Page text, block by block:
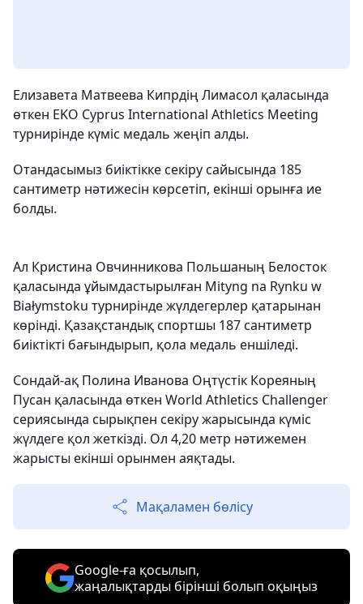
Елизавета Матвеева Кипрдің Лимасол қаласында
өткен EKO Cyprus International Athletics Meeting
турнирінде күміс медаль жеңіп алды.
Отандасымыз биіктікке секіру сайысында 185
сантиметр нәтижесін көрсетіп, екінші орынға ие
болды.
Ал Кристина Овчинникова Польшаның Белосток
қаласында ұйымдастырылған Mityng na Rynku w
Białymstoku турнирінде жүлдегерлер қатарынан
көрінді. Қазақстандық спортшы 187 сантиметр
биіктікті бағындырып, қола медаль еншіледі.
Сондай-ақ Полина Иванова Оңтүстік Кореяның
Пусан қаласында өткен World Athletics Challenger
сериясында сырықпен секіру жарысында күміс
жүлдеге қол жеткізді. Ол 4,20 метр нәтижемен
жарысты екінші орынмен аяқтады.
Мақаламен бөлісу
Google-ға қосылып,
жаңалықтарды бірінші болып оқыңыз